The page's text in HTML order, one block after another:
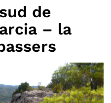
de
– la